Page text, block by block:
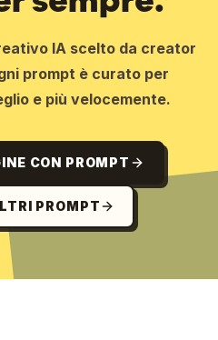
IA scelto da creator
prompt è curato per
e più velocemente.
CON PROMPT
PROMPT